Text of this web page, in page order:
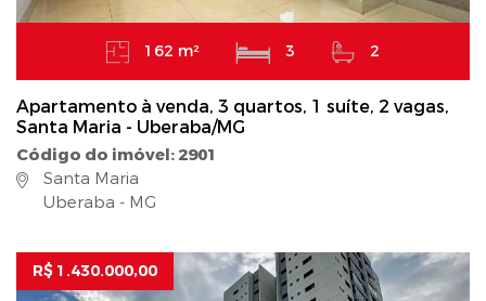
162 m² 3 2
Apartamento à venda, 3 quartos, 1 suíte, 2 vagas,
Santa Maria - Uberaba/MG
Código do imóvel: 2901
Santa Maria
Uberaba - MG
R$ 1.430.000,00